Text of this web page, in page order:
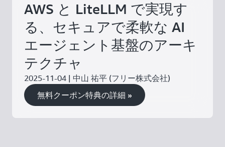
AWS と LiteLLM で実現す
る、セキュアで柔軟な AI
エージェント基盤のアーキ
テクチャ
2025-11-04 | 中山 祐平 (フリー株式会社)
無料クーポン特典の詳細 »